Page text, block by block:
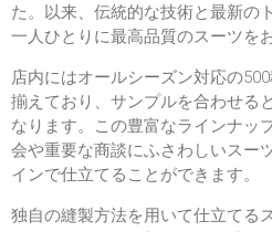
た。以来、伝統的な技術と最新の
一人ひとりに最高品質のスーツを
店内にはオールシーズン対応の
揃えており、サンプルを合わせる
なります。この豊富なラインナッ
会や重要な商談にふさわしいスー
インで仕立てることができます。
独自の縫製方法を用いて仕立てる